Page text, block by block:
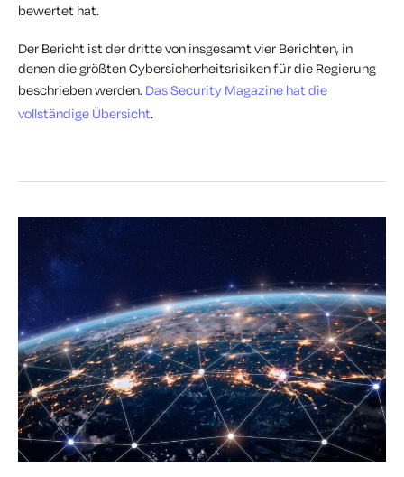
bewertet hat.
Der Bericht ist der dritte von insgesamt vier Berichten, in
denen die größten Cybersicherheitsrisiken für die Regierung
beschrieben werden. Das Security Magazine hat die
vollständige Übersicht.